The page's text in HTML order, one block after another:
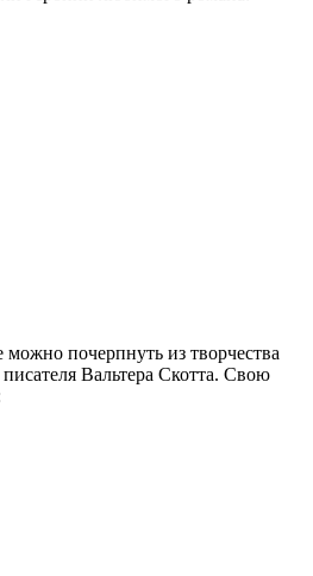
почерпнуть из творчества
Вальтера Скотта. Свою